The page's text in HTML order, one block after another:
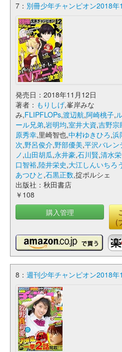
7： 別冊少年チャンピオン2018年
発売日：2018年11月12日
著者： もりしげ,峯岸みな
み,FLIPFLOPs,渡辺航,阿崎桃子,
ール兄弟,岩明均,室井大資,吉野宗
原秀幸,里崎智也,中村ゆきひろ,浜
次,野呂俊介,野部優美,平沢バレン
ノ ,山田胡瓜,永井豪,石川賢,清水
口智裕,陸井栄史,大江しんいちろ
あつひと ,石黒正数,掟ポルシェ
出版社：秋田書店
￥108
購入管理
(
8： 週刊少年チャンピオン2018年